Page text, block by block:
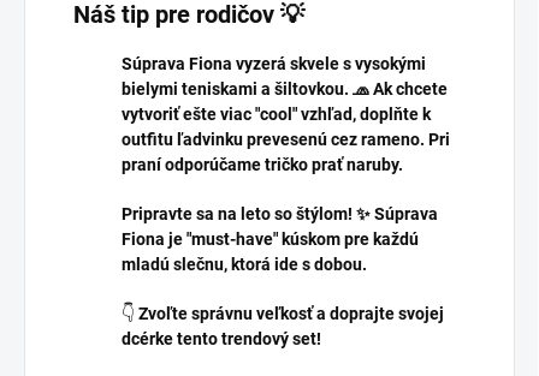
Náš tip pre rodičov 💡
Súprava Fiona vyzerá skvele s vysokými
bielymi teniskami a šiltovkou. 🧢 Ak chcete
vytvoriť ešte viac "cool" vzhľad, doplňte k
outfitu ľadvinku prevesenú cez rameno. Pri
praní odporúčame tričko prať naruby.
Pripravte sa na leto so štýlom! ✨ Súprava
Fiona je "must-have" kúskom pre každú
mladú slečnu, ktorá ide s dobou.
👇 Zvoľte správnu veľkosť a doprajte svojej
dcérke tento trendový set!